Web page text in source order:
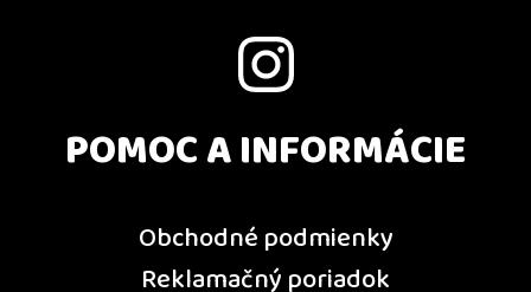
POMOC A INFORMÁCIE
Obchodné podmienky
Reklamačný poriadok